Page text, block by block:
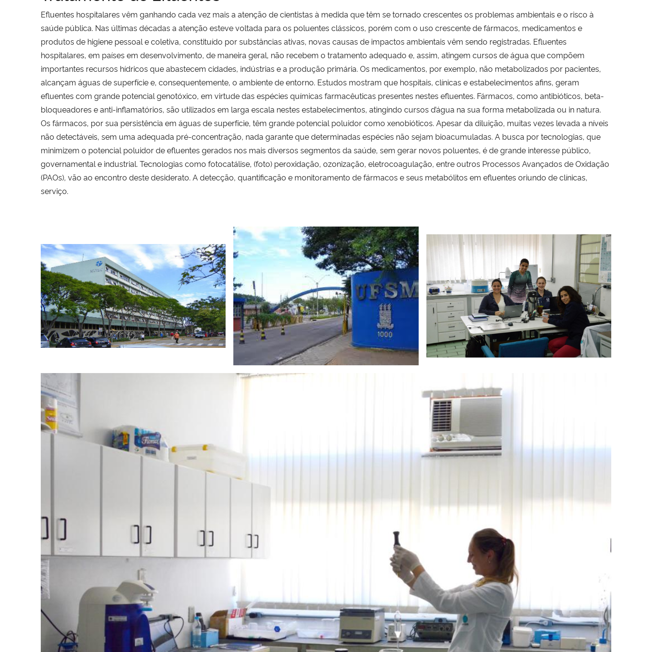
Efluentes hospitalares vêm ganhando cada vez mais a atenção de cientistas à medida que têm se tornado crescentes os problemas ambientais e o risco à
saúde pública. Nas últimas décadas a atenção esteve voltada para os poluentes clássicos, porém com o uso crescente de fármacos, medicamentos e
produtos de higiene pessoal e coletiva, constituído por substâncias ativas, novas causas de impactos ambientais vêm sendo registradas. Efluentes
hospitalares, em países em desenvolvimento, de maneira geral, não recebem o tratamento adequado e, assim, atingem cursos de água que compõem
importantes recursos hídricos que abastecem cidades, indústrias e a produção primária. Os medicamentos, por exemplo, não metabolizados por pacientes,
alcançam águas de superfície e, consequentemente, o ambiente de entorno. Estudos mostram que hospitais, clínicas e estabelecimentos afins, geram
efluentes com grande potencial genotóxico, em virtude das espécies químicas farmacêuticas presentes nestes efluentes. Fármacos, como antibióticos, beta-
bloqueadores e anti-inflamatórios, são utilizados em larga escala nestes estabelecimentos, atingindo cursos d’água na sua forma metabolizada ou in natura.
Os fármacos, por sua persistência em águas de superfície, têm grande potencial poluidor como xenobióticos. Apesar da diluição, muitas vezes levada a níveis
não detectáveis, sem uma adequada pré-concentração, nada garante que determinadas espécies não sejam bioacumuladas. A busca por tecnologias, que
minimizem o potencial poluidor de efluentes gerados nos mais diversos segmentos da saúde, sem gerar novos poluentes, é de grande interesse público,
governamental e industrial. Tecnologias como fotocatálise, (foto) peroxidação, ozonização, eletrocoagulação, entre outros Processos Avançados de Oxidação
(PAOs), vão ao encontro deste desiderato. A detecção, quantificação e monitoramento de fármacos e seus metabólitos em efluentes oriundo de clínicas,
serviço.